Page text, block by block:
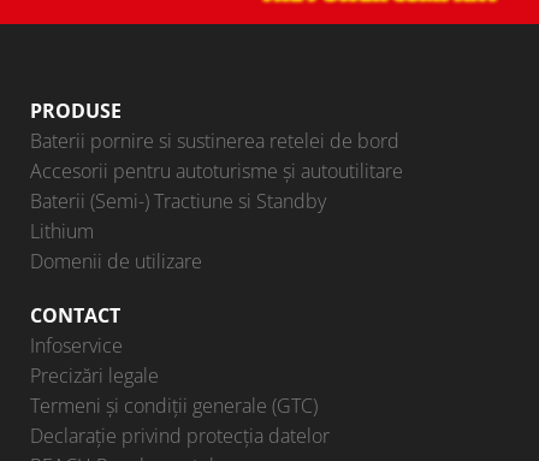
PRODUSE
Baterii pornire si sustinerea retelei de bord
Accesorii pentru autoturisme şi autoutilitare
Baterii (Semi-) Tractiune si Standby
Lithium
Domenii de utilizare
CONTACT
Infoservice
Precizări legale
Termeni și condiții generale (GTC)
Declarație privind protecția datelor